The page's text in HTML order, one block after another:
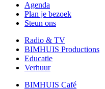
Agenda
Plan je bezoek
Steun ons
Radio & TV
BIMHUIS Productions
Educatie
Verhuur
BIMHUIS Café